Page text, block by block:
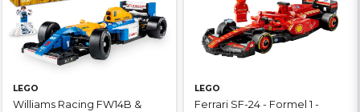
LEGO
Williams Racing FW14B &
LEGO
Ferrari SF-24 - Formel 1 -